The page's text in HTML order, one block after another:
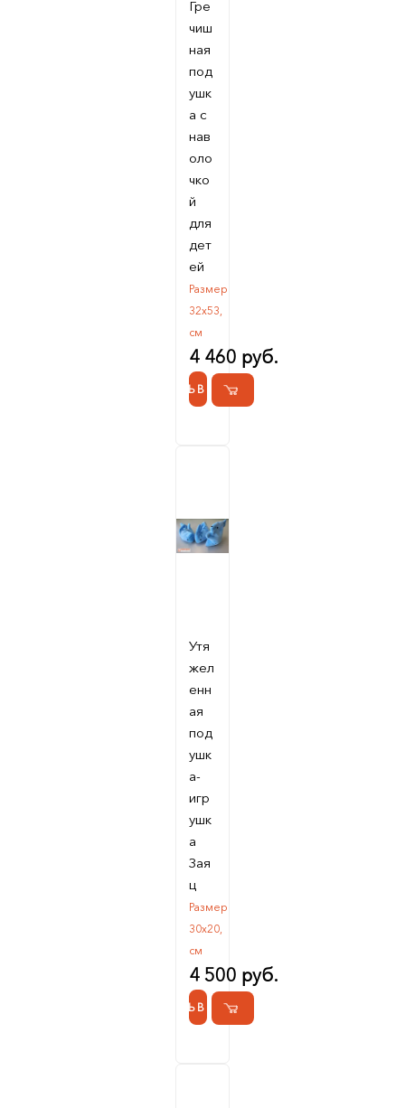
Гре
чиш
ная
под
ушк
а с
нав
оло
чко
й
для
дет
ей
Размер
32х53,
см
4 460 руб.
КУПИТЬ В 1 КЛИК
Утя
жел
енн
ая
под
ушк
а-
игр
ушк
а
Зая
ц
Размер
30х20,
см
4 500 руб.
КУПИТЬ В 1 КЛИК